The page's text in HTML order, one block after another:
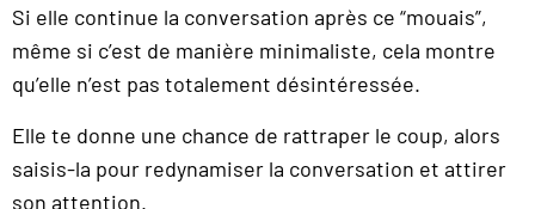
Si elle continue la conversation après ce “mouais”,
même si c’est de manière minimaliste, cela montre
qu’elle n’est pas totalement désintéressée.
Elle te donne une chance de rattraper le coup, alors
saisis-la pour redynamiser la conversation et attirer
son attention.